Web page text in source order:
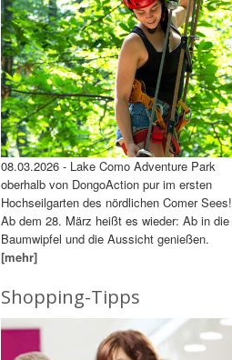
08.03.2026 - Lake Como Adventure Park
oberhalb von DongoAction pur im ersten
Hochseilgarten des nördlichen Comer Sees!
Ab dem 28. März heißt es wieder: Ab in die
Baumwipfel und die Aussicht genießen.
[mehr]
Shopping-Tipps